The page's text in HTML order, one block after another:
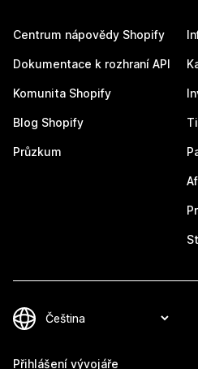
Centrum nápovědy Shopify
Dokumentace k rozhraní API
Komunita Shopify
Blog Shopify
Průzkum
Přihlášení vývojáře